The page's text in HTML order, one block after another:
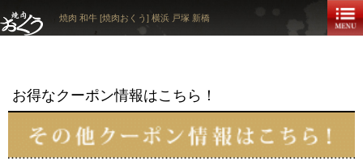
焼肉 和牛 [焼肉おくう] 横浜 戸塚 新橋
お得なクーポン情報はこちら！